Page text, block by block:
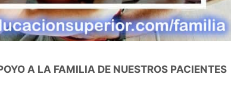
A LA FAMILIA DE NUESTROS PACIENTES